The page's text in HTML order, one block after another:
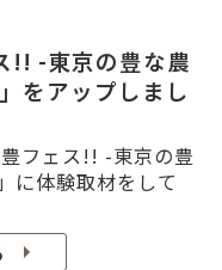
!! -東京の豊な農
をアップしまし
フェス!! -東京の豊
に体験取材をして